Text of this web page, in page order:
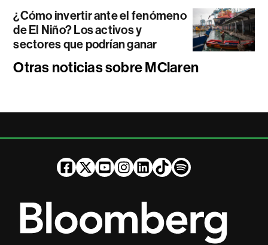
¿Cómo invertir ante el fenómeno
de El Niño? Los activos y
sectores que podrían ganar
Otras noticias sobre MClaren